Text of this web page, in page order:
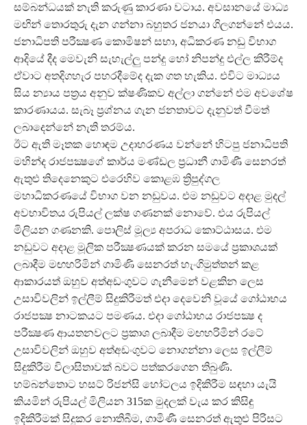
සම්බන්ධයක් නැති කරුණු කාරණා වටාය. අවසානයේ මාධ්‍ය
මඟින් තොරතුරු දැන ගන්නා බහුතර ජනයා ගිලගන්නේ එයය.
ජනාධිපති පරීක්‍ෂණ කොමිෂන් සභා, අධිකරණ නඩු විභාග
ආදියේ දීද මෙවැනි සැහැල්ලු පන්දු හෝ නිපන්දු එල්ල කිරීම්ද
ඒවාට අතදිගහැර පහරදීමේද දැක ගත හැකිය. එවිට මාධ්‍යය
සිය න්‍යාය පත්‍රය අනුව ක්ෂණිකව අල්ලා ගන්නේ එම අවශේෂ
කාරණායය. සැබෑ ප්‍රශ්නය ගැන ජනතාවට දැනුවත් වීමත්
ලබාදෙන්නේ නැති තරම්ය.
ඊට ඇති මෑතක හොඳම උදාහරණය වන්නේ හිටපු ජනාධිපති
මහින්ද රාජපක්‍ෂගේ කාර්ය මණ්ඩල ප්‍රධානී ගාමිණී සෙනරත්
ඇතුළු තිදෙනෙකුට එරෙහිව කොළඹ ත්‍රිපුද්ගල
මහාධිකරණයේ විභාග වන නඩුවය. එම නඩුවට අදාළ මුදල්
අවභාවිතය රුපියල් ලක්ෂ ගණනක් නොවේ. එය රුපියල්
මිලියන ගණනකි. පොලිස් මූල්‍ය අපරාධ කොට්ඨාසය. එම
නඩුවට අදාළ මූලික පරීක්‍ෂණයක් කරන සමයේ ප්‍රකාශයක්
ලබාදීම මඟහරිමින් ගාමිණි සෙනරත් හැංගිමුත්තන් කළ
ආකාරයත් ඔහුව අත්අඩංගුවට ගැනීමෙන් වළකින ලෙස
උසාවිවලින් ඉල්ලීම් සිදුකිරීමත් එදා දෙවෙනි වූයේ ගෝඨාභය
රාජපක්‍ෂ නාටකයට පමණය. එදා ගෝඨාභය රාජපක්‍ෂ ද
පරීක්‍ෂණ ආයතනවලට ප්‍රකාශ ලබාදීම මඟහරිමින් රටේ
උසාවිවලින් ඔහුව අත්අඩංගුවට නොගන්නා ලෙස ඉල්ලීම්
සිදුකිරීම විලාසිතාවක් බවට පත්කරගෙන තිබුණි.
හම්බන්තොට හසට් රිජන්සි හෝටලය ඉදිකිරීම සඳහා යැයි
කියමින් රුපියල් මිලියන 315ක මුදලක් වැය කර කිසිඳු
ඉදිකිරීමක් සිදුකර නොතිබීම, ගාමිණී සෙනරත් ඇතුළු පිරිසට